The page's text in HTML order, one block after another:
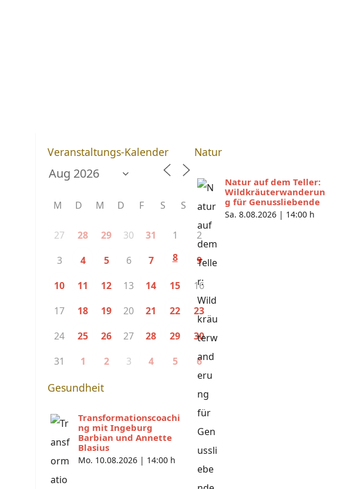
Veranstaltungs-Kalender
M D M D F S S
27 28 29 30 31 1
2
3
4 5 6 7 8
9
10
11 12 13 14 15
16
17
18 19 20 21 22
23
24
25 26 27 28 29
30
31
1 2 3 4 5 6
Gesundheit
Transformationscoachi
ng mit Ingeburg
Barbian und Annette
Blasius
Mo. 10.08.2026 | 14:00 h
Natur
Natur auf dem Teller:
Wildkräuterwanderun
g für Genussliebende
Sa. 8.08.2026 | 14:00 h